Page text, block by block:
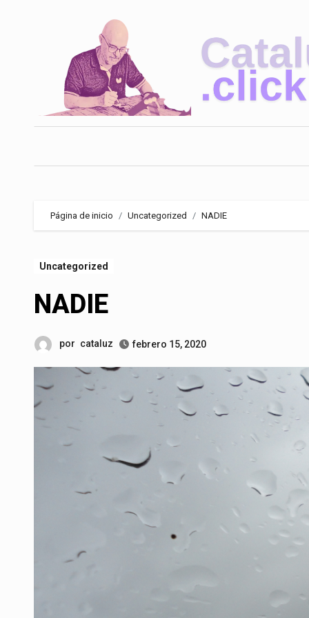
Página de inicio Uncategorized NADIE
Uncategorized
NADIE
por cataluz febrero 15, 2020